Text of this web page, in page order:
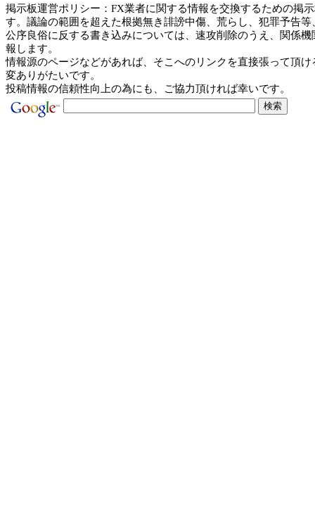
掲示板運営ポリシー：FX業者に関する情報を交換するための掲
す。議論の範囲を超えた根拠無き誹謗中傷、荒らし、犯罪予告等
公序良俗に反する書き込みについては、速攻削除のうえ、関係機
報します。
情報源のページなどがあれば、そこへのリンクを直接張って頂け
変ありがたいです。
投稿情報の信頼性向上の為にも、ご協力頂ければ幸いです。